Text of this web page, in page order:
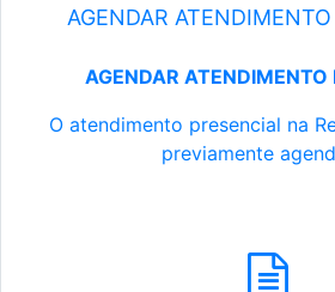
AGENDAR
AGENDAR ATENDIMENTO
O atendimento presencial na
previamente